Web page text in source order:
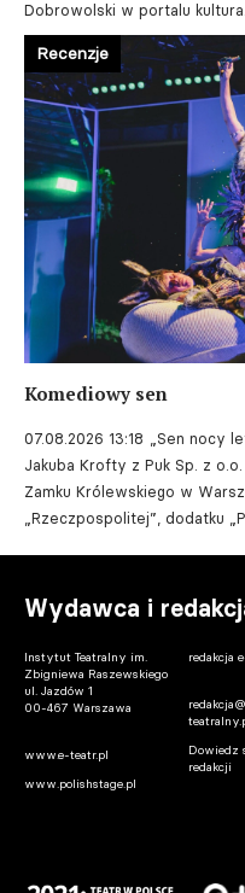
Dobrowolski w portalu
Komediowy sen
07.08.2026 13:18 „Sen nocy
Jakuba Krofty z Puk Sp. z
Zamku Królewskiego w
„Rzeczpospolitej”, dodatku
Recenzje
Wydawca i
Instytut Teatralny im.
Zbigniewa Raszewskiego
ul. Jazdów 1
00-467 Warszawa
www.e-teatr.pl
www.polishstage.pl
redakcja
Dowiedz
redakcji